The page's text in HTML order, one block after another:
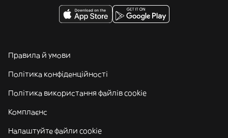
Правила й умови
Політика конфіденційності
Політика використання файлів cookie
Комплаєнс
Налаштуйте файли cookie